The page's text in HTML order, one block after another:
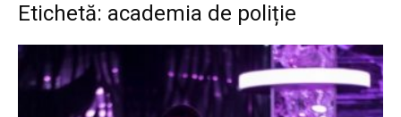
Etichetă: academia de poliție